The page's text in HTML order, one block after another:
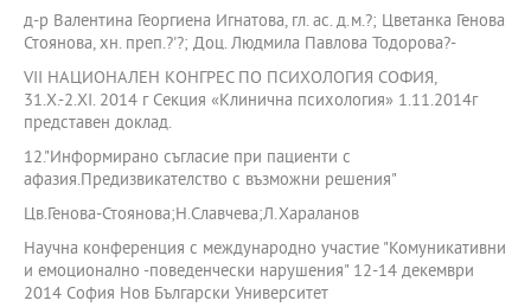
д-р Валентина Георгиена Игнатова, гл. ас. д.м.?; Цветанка Генова
Стоянова, хн. преп.?'?; Доц. Людмила Павлова Тодорова?-
VII НАЦИОНАЛЕН КОНГРЕС ПО ПСИХОЛОГИЯ СОФИЯ,
31.X.-2.XI. 2014 г Секция «Клинична психология» 1.11.2014г
представен доклад.
12."Информирано съгласие при пациенти с
афазия.Предизвикателство с възможни решения"
Цв.Генова-Стоянова;Н.Славчева;Л.Хараланов
Научна конференция с международно участие "Комуникативни
и емоционално -поведенчески нарушения" 12-14 декември
2014 София Нов Български Университет